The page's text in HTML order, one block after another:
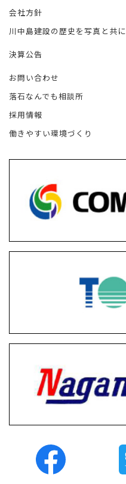
会社方針
川中島建設の歴史を写真と共に
決算公告
お問い合わせ
落石なんでも相談所
採用情報
働きやすい環境づくり